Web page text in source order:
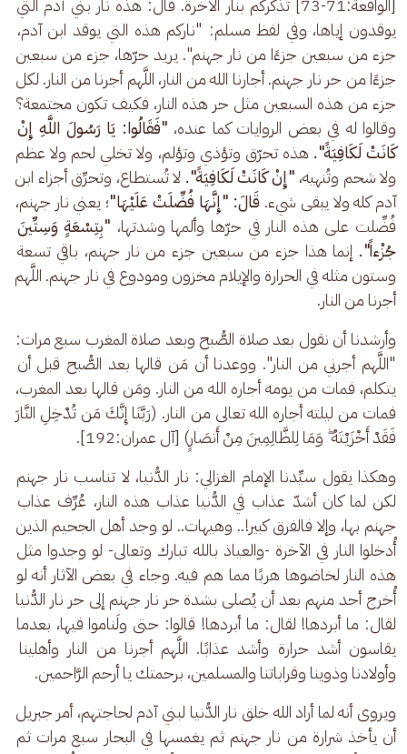
يوقدون إياها، وفي لفظ مسلم: "ناركم هذه التي يوقد ابن آدم،
جزء من سبعين جزءًا من نار جهنم". يريد حرّها، جزء من سبعين
جزءًا من حر نار جهنم. أجارنا الله من النار، اللَّهم أجرنا من النار. ‏لكل
جزء من هذه السبعين مثل حر هذه النار، فكيف تكون مجتمعة؟
وقالوا له في بعض الروايات كما عنده، "فَقَالُوا: يَا رَسُولَ اللَّهِ إِنْ
كَانَتْ لَكَافِيَةً". هذه تحرّق وتؤذي وتؤلم، ولا تخلي لحم ولا عظم
ولا شحم وتُنهيه، "إِنْ كَانَتْ لَكَافِيَةً". لا تُستطاع، وتحرِّق أجزاء ابن
آدم كله ولا يبقى شيء. قَالَ: "إِنَّهَا فُضِّلَتْ عَلَيْهَا"؛ يعني نار جهنم،
فُضِّلت على هذه النار في حرّها وألمها وشدتها، "بِتِسْعَةٍ وَسِتِّينَ
جُزْءاً". إنما هذا جزء من سبعين جزء من نار جهنم، باقي تسعة
وستون مثله في الحرارة والإيلام مخزون ومودوع في نار جهنم. اللَّهم
أجرنا من النار.
وأرشدنا أن نقول بعد صلاة الصُّبح وبعد صلاة المغرب سبع مرات:
"اللَّهم أجرني من النار". ووعدنا أن مَن قالها بعد الصُّبح قبل أن
يتكلم، فمات من يومه أجاره الله من النار. ومَن قالها بعد المغرب،
فمات من ليلته أجاره الله تعالى من النار. (رَبَّنَا إِنَّكَ مَن تُدْخِلِ النَّارَ
فَقَدْ أَخْزَيْتَهُ ۖ وَمَا لِلظَّالِمِينَ مِنْ أَنصَارٍ) [آل عمران:192].
وهكذا يقول سيِّدنا الإمام الغزالي: نار الدُّنيا، لا تناسب نار جهنم
لكن لما كان أشدّ عذاب في الدُّنيا عذاب هذه النار، عُرِّف عذاب
جهنم بها، وإلا فالفرق كبير!.. وهيهات.. لو وجد أهل الجحيم الذين
أُدخلوا النار في الآخرة -والعياذ بالله تبارك وتعالى- لو وجدوا مثل
هذه النار لخاضوها هربًا مما هم فيه. وجاء في بعض الآثار أنه لو
أُخرج أحد منهم بعد أن يُصلى بشدة حر نار جهنم إلى حر نار الدُّنيا
لقال: ما أبردها! لقال: ما أبردها! قالوا: حتى ولَناموا فيها، بعدما
يقاسون أشد حرارة وأشد عذابًا. اللَّهم أجرنا من النار وأهلينا
وأولادنا وذوينا وقراباتنا والمسلمين، برحمتك يا أرحم الرَّاحمين.
ويروى أنه لما أراد الله خلق نار الدُّنيا لبني آدم لحاجتهم، أمر جبريل
أن يأخذ شرارة من نار جهنم ثم يغمسها في البحار سبع مرات ثم